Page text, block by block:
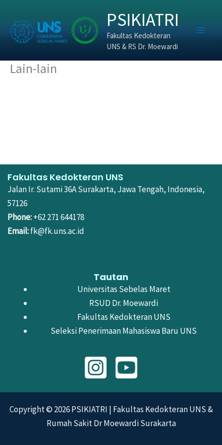
content
PSIKIATRI
Fakultas Kedokteran
UNS & RS Dr. Moewardi
Lain-lain
Fakultas Kedokteran UNS
Jalan Ir. Sutami 36A Surakarta, Jawa Tengah, Indonesia,
57126
Phone:+62 271 644178
Email:fk@fk.uns.ac.id
Tautan
Universitas Sebelas Maret
RSUD Dr. Moewardi
Fakultas Kedokteran UNS
Seleksi Penerimaan Mahasiswa Baru UNS
Copyright © 2026 PSIKIATRI | Fakultas Kedokteran UNS &
Rumah Sakit Dr Moewardi Surakarta